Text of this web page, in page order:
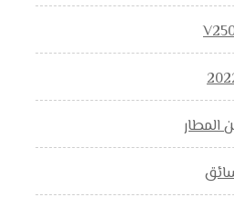
المطار